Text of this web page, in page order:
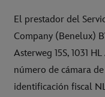
El prestador del
Company (Benelux)
Asterweg 15S, 1031
número de cámara
identificación fiscal